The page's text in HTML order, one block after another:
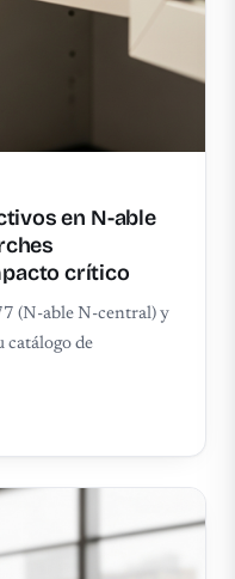
en N-able
crítico
(N-able N-central) y
de